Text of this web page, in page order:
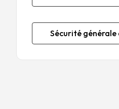
Sécurité générale